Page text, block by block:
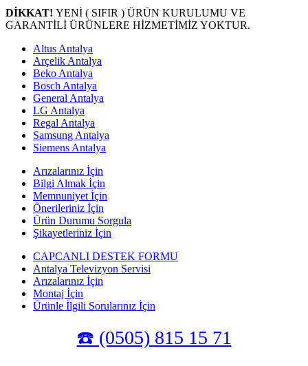
DİKKAT! YENİ ( SIFIR ) ÜRÜN KURULUMU VE
GARANTİLİ ÜRÜNLERE HİZMETİMİZ YOKTUR.
Altus Antalya
Arçelik Antalya
Beko Antalya
Bosch Antalya
General Antalya
LG Antalya
Regal Antalya
Samsung Antalya
Siemens Antalya
Arızalarınız İçin
Bilgi Almak İçin
Memnuniyet İçin
Önerileriniz İçin
Ürün Durumu Sorgula
Şikayetleriniz İçin
CAPCANLI DESTEK FORMU
Antalya Televizyon Servisi
Arızalarınız İçin
Montaj İçin
Ürünle İlgili Sorularınız İçin
☎️ (0505) 815 15 71